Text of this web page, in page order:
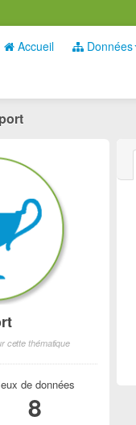
Accueil Données
cette thématique
de données
8